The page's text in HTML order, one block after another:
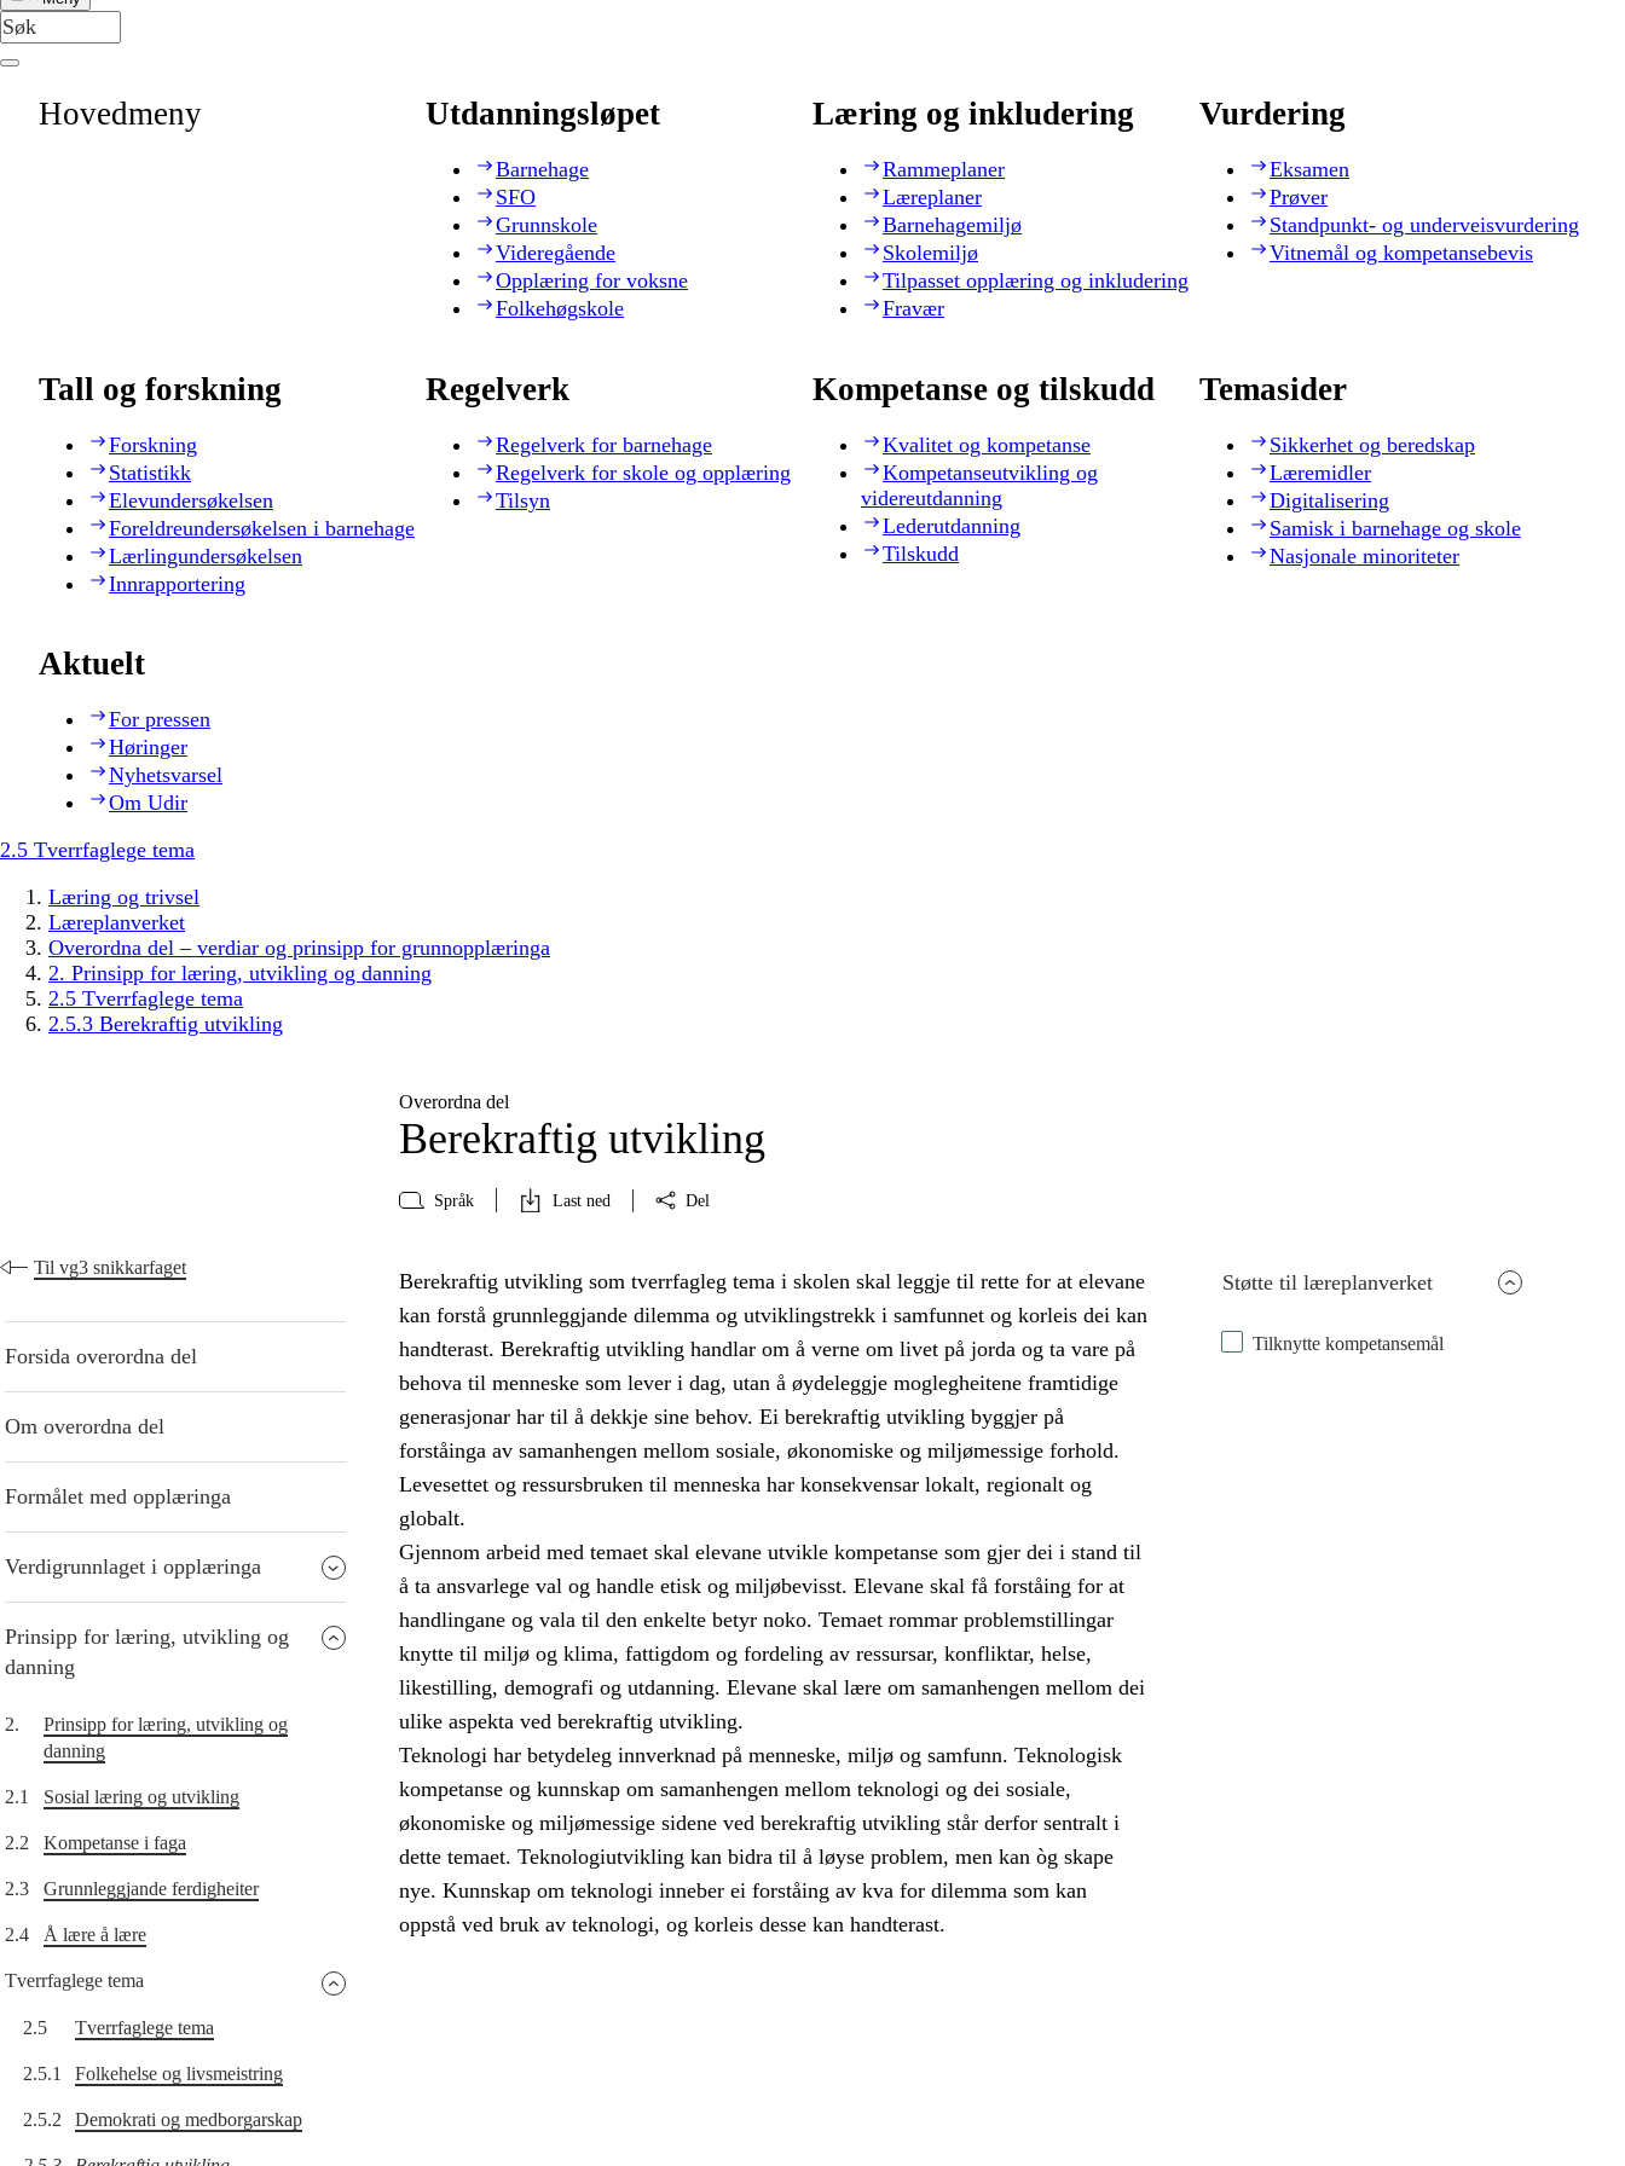
Hovedmeny Utdanningsløpet
Barnehage
SFO
Grunnskole
Videregående
Opplæring for voksne
Folkehøgskole
Læring og inkludering
Rammeplaner
Læreplaner
Barnehagemiljø
Skolemiljø
Tilpasset opplæring og inkludering
Fravær
Vurdering
Eksamen
Prøver
Standpunkt- og underveisvurdering
Vitnemål og kompetansebevis
Tall og forskning
Forskning
Statistikk
Elevundersøkelsen
Foreldreundersøkelsen i barnehage
Lærlingundersøkelsen
Innrapportering
Regelverk
Regelverk for barnehage
Regelverk for skole og opplæring
Tilsyn
Kompetanse og tilskudd
Kvalitet og kompetanse
Kompetanseutvikling og
videreutdanning
Lederutdanning
Tilskudd
Temasider
Sikkerhet og beredskap
Læremidler
Digitalisering
Samisk i barnehage og skole
Nasjonale minoriteter
Aktuelt
For pressen
Høringer
Nyhetsvarsel
Om Udir
2.5 Tverrfaglege tema
Læring og trivsel
Læreplanverket
Overordna del – verdiar og prinsipp for grunnopplæringa
2. Prinsipp for læring, utvikling og danning
2.5 Tverrfaglege tema
2.5.3 Berekraftig utvikling
Overordna del
Berekraftig utvikling
Språk Last ned Del
Til vg3 snikkarfaget
Forsida overordna del
Om overordna del
Formålet med opplæringa
Verdigrunnlaget i opplæringa
Prinsipp for læring, utvikling og
danning
2.
Prinsipp for læring, utvikling og
danning
2.1 Sosial læring og utvikling
2.2 Kompetanse i faga
2.3 Grunnleggjande ferdigheiter
2.4 Å lære å lære
Tverrfaglege tema
2.5 Tverrfaglege tema
2.5.1 Folkehelse og livsmeistring
2.5.2 Demokrati og medborgarskap
Støtte til læreplanverket
Tilknytte kompetansemål
Berekraftig utvikling som tverrfagleg tema i skolen skal leggje til rette for at elevane
kan forstå grunnleggjande dilemma og utviklingstrekk i samfunnet og korleis dei kan
handterast. Berekraftig utvikling handlar om å verne om livet på jorda og ta vare på
behova til menneske som lever i dag, utan å øydeleggje moglegheitene framtidige
generasjonar har til å dekkje sine behov. Ei berekraftig utvikling byggjer på
forståinga av samanhengen mellom sosiale, økonomiske og miljømessige forhold.
Levesettet og ressursbruken til menneska har konsekvensar lokalt, regionalt og
globalt.
Gjennom arbeid med temaet skal elevane utvikle kompetanse som gjer dei i stand til
å ta ansvarlege val og handle etisk og miljøbevisst. Elevane skal få forståing for at
handlingane og vala til den enkelte betyr noko. Temaet rommar problemstillingar
knytte til miljø og klima, fattigdom og fordeling av ressursar, konfliktar, helse,
likestilling, demografi og utdanning. Elevane skal lære om samanhengen mellom dei
ulike aspekta ved berekraftig utvikling.
Teknologi har betydeleg innverknad på menneske, miljø og samfunn. Teknologisk
kompetanse og kunnskap om samanhengen mellom teknologi og dei sosiale,
økonomiske og miljømessige sidene ved berekraftig utvikling står derfor sentralt i
dette temaet. Teknologiutvikling kan bidra til å løyse problem, men kan òg skape
nye. Kunnskap om teknologi inneber ei forståing av kva for dilemma som kan
oppstå ved bruk av teknologi, og korleis desse kan handterast.